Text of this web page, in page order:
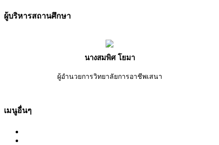
ผู้บริหารสถานศึกษา
นางสมพิศ โยมา
ผู้อำนวยการวิทยาลัยการอาชีพเสนา
เมนูอื่นๆ